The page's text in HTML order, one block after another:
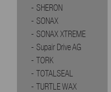
SHERON
SONAX
SONAX XTREME
Supair Drive AG
TORK
TOTALSEAL
TURTLE WAX